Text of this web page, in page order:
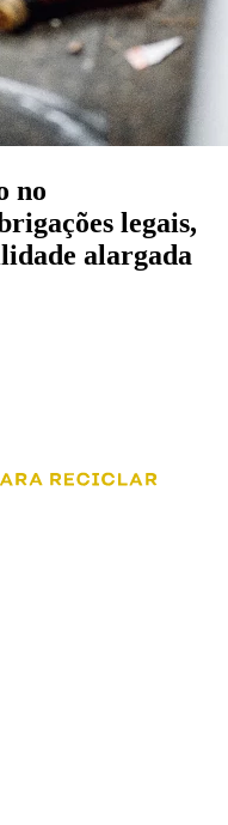
no
legais,
alargada